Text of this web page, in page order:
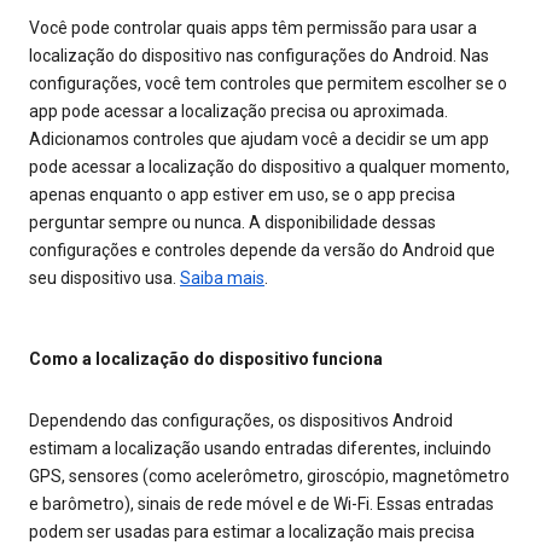
Você pode controlar quais apps têm permissão para usar a
localização do dispositivo nas configurações do Android. Nas
configurações, você tem controles que permitem escolher se o
app pode acessar a localização precisa ou aproximada.
Adicionamos controles que ajudam você a decidir se um app
pode acessar a localização do dispositivo a qualquer momento,
apenas enquanto o app estiver em uso, se o app precisa
perguntar sempre ou nunca. A disponibilidade dessas
configurações e controles depende da versão do Android que
seu dispositivo usa. Saiba mais
Como a localização do dispositivo funciona
Dependendo das configurações, os dispositivos Android
estimam a localização usando entradas diferentes, incluindo
GPS, sensores (como acelerômetro, giroscópio, magnetômetro
e barômetro), sinais de rede móvel e de Wi-Fi. Essas entradas
podem ser usadas para estimar a localização mais precisa